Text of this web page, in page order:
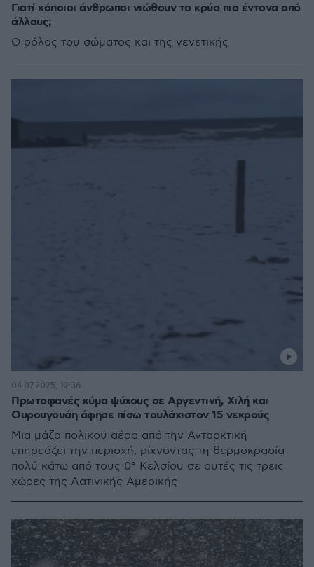
Γιατί κάποιοι άνθρωποι νιώθουν το κρύο πιο έντονα από
άλλους;
Ο ρόλος του σώματος και της γενετικής
Πρωτοφανές κύμα ψύχους σε Αργεντινή, Χιλή και
Ουρουγουάη άφησε πίσω τουλάχιστον 15 νεκρούς
Μια μάζα πολικού αέρα από την Ανταρκτική
επηρεάζει την περιοχή, ρίχνοντας τη θερμοκρασία
πολύ κάτω από τους 0° Κελσίου σε αυτές τις τρεις
χώρες της Λατινικής Αμερικής
04.07.2025, 12:36